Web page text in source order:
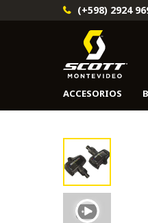
ACCESORIOS
(+598) 2924